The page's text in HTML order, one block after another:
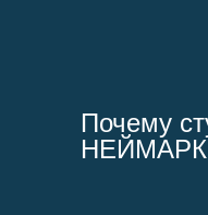
Почему
НЕЙМАРК